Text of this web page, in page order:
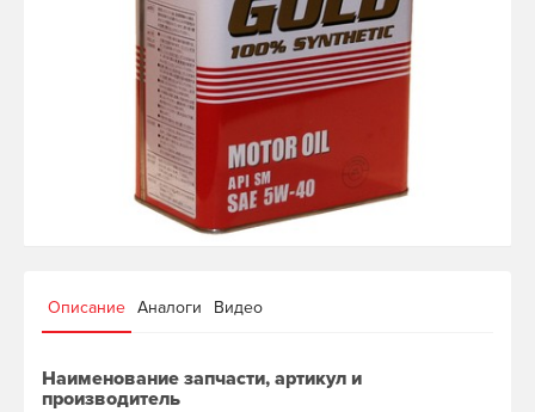
Описание Аналоги Видео
Наименование запчасти, артикул и
производитель